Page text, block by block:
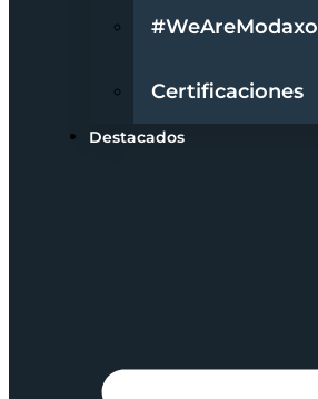
#WeAreModaxo
Certificaciones
Destacados